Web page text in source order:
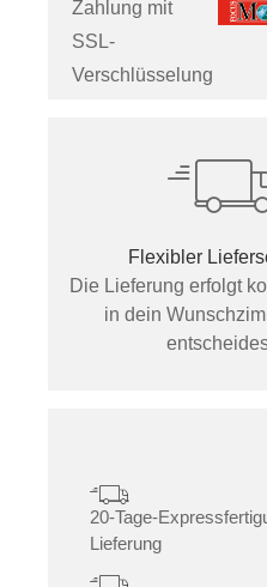
Zahlung mit
SSL-
Verschlüsselung
Flexibler
Die Lieferung erfolgt
in dein
20-Tage-
Lieferung